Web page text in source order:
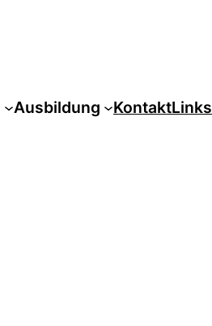
Ausbildung KontaktLinks